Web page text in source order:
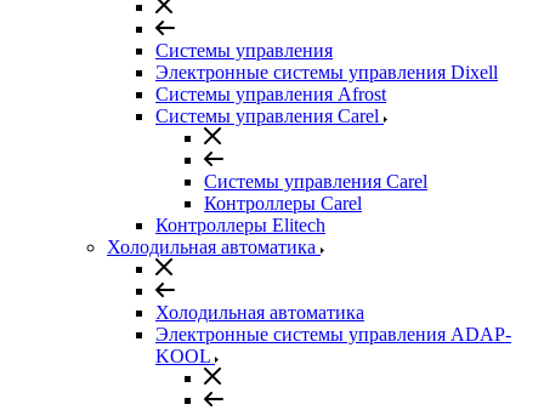
Системы управления
Электронные системы управления Dixell
Системы управления Afrost
Системы управления Carel
Системы управления Carel
Контроллеры Carel
Контроллеры Elitech
Холодильная автоматика
Холодильная автоматика
Электронные системы управления ADAP-
KOOL